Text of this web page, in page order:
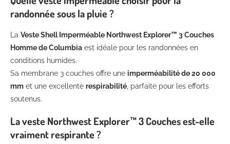
randonnée sous la pluie ?
La Veste Shell Imperméable Northwest Explorer™ 3 Couches
Homme de Columbia est idéale pour les randonnées en
conditions humides.
Sa membrane 3 couches offre une imperméabilité de 20 000
mm et une excellente respirabilité, parfaite pour les efforts
soutenus.
La veste Northwest Explorer™ 3 Couches est-elle
vraiment respirante ?